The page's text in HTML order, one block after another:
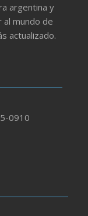
argentina y
mundo de
actualizado.
0910